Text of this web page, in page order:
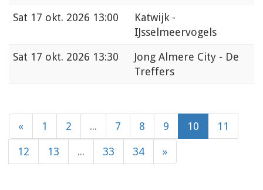
Sat 17 okt. 2026 13:00
Katwijk -
IJsselmeervogels
Sat 17 okt. 2026 13:30
Jong Almere City - De
Treffers
« 1 2 ... 7 8 9 10 11
12 13 ... 33 34 »